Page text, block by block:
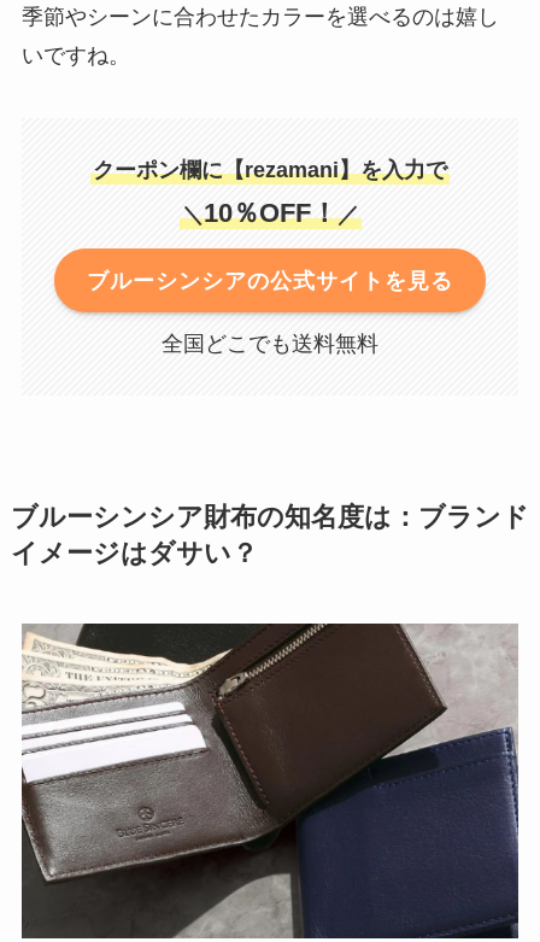
季節やシーンに合わせたカラーを選べるのは嬉し
いですね。
クーポン欄に【rezamani】を入力で
＼10％OFF！／
ブルーシンシアの公式サイトを見る
全国どこでも送料無料
ブルーシンシア財布の知名度は：ブランド
イメージはダサい？